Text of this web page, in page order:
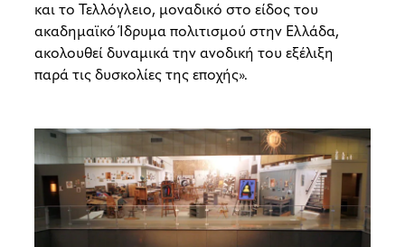
και το Τελλόγλειο, μοναδικό στο είδος του
ακαδημαϊκό Ίδρυμα πολιτισμού στην Ελλάδα,
ακολουθεί δυναμικά την ανοδική του εξέλιξη
παρά τις δυσκολίες της εποχής».